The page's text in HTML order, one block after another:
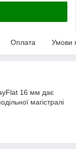
Оплата Умови
16 мм дає
магістралі